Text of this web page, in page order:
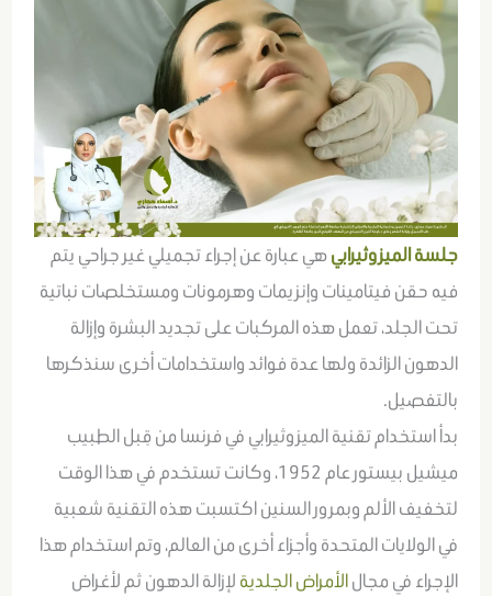
جلسة الميزوثيرابيهي عبارة عن إجراء تجميلي غير جراحي يتم
فيه حقن فيتامينات وإنزيمات وهرمونات ومستخلصات نباتية
تحت الجلد، تعمل هذه المركبات على تجديد البشرة وإزالة
الدهون الزائدة ولها عدة فوائد واستخدامات أخرى سنذكرها
بالتفصيل.
بدأ استخدام تقنية الميزوثيرابي في فرنسا من قِبل الطبيب
ميشيل بيستور عام 1952، وكانت تستخدم في هذا الوقت
لتخفيف الألم وبمرور السنين اكتسبت هذه التقنية شعبية
في الولايات المتحدة وأجزاء أخرى من العالم، وتم استخدام هذا
الإجراء في مجالالأمراض الجلدية لإزالة الدهون ثم لأغراض